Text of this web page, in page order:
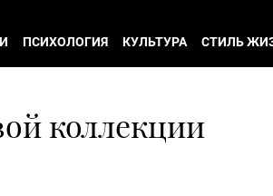
ПСИХОЛОГИЯ КУЛЬТУРА СТИЛЬ
коллекции